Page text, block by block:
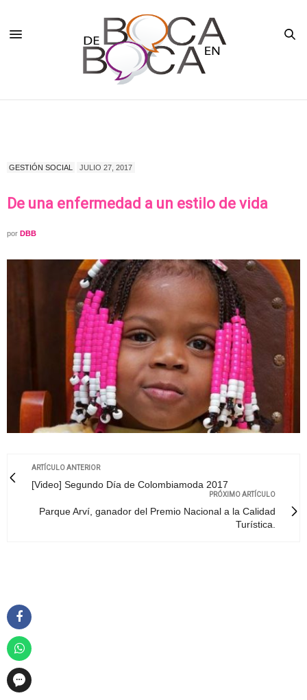
GESTIÓN SOCIAL JULIO 27, 2017
De una enfermedad a un estilo de vida
por DBB
ARTÍCULO ANTERIOR
[Video] Segundo Día de Colombiamoda 2017
PRÓXIMO ARTÍCULO
Parque Arví, ganador del Premio Nacional a la Calidad
Turística.